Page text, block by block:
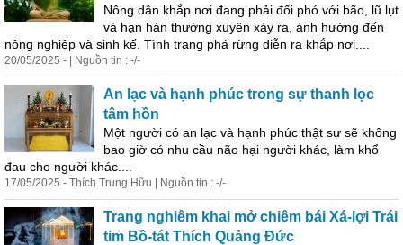
Nông dân khắp nơi đang phải đối phó với bão, lũ lụt
và hạn hán thường xuyên xảy ra, ảnh hưởng đến
nông nghiệp và sinh kế. Tình trạng phá rừng diễn ra khắp nơi....
20/05/2025 - | Nguồn tin : -/-
An lạc và hạnh phúc trong sự thanh lọc
tâm hồn
Một người có an lạc và hạnh phúc thật sự sẽ không
bao giờ có nhu cầu não hại người khác, làm khổ
đau cho người khác....
17/05/2025 - Thích Trung Hữu | Nguồn tin : -/-
Trang nghiêm khai mở chiêm bái Xá-lợi Trái
tim Bồ-tát Thích Quảng Đức